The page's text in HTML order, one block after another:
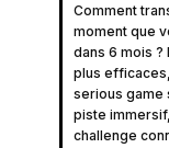
Comment
moment que
dans 6 mois
plus
serious game
piste
challenge